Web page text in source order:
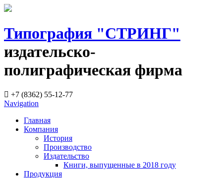
Типография "СТРИНГ"
издательско-
полиграфическая фирма
+7 (8362) 55-12-77
Navigation
Главная
Компания
История
Производство
Издательство
Книги, выпущенные в 2018 году
Продукция